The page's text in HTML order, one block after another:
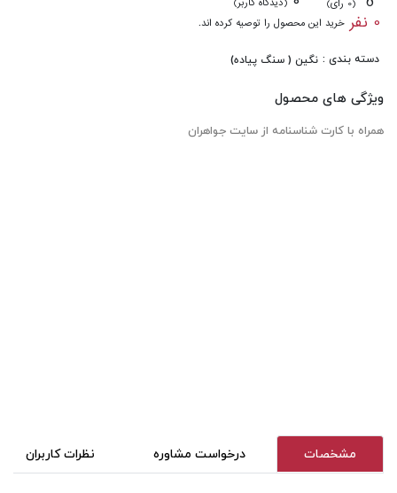
(0 رای)
0 نفر خرید این محصول را توصیه کرده اند.
دسته بندی : نگین ( سنگ پیاده)
ویژگی های محصول
همراه با کارت شناسنامه از سایت جواهران
مشخصات درخواست مشاوره نظرات کاربران